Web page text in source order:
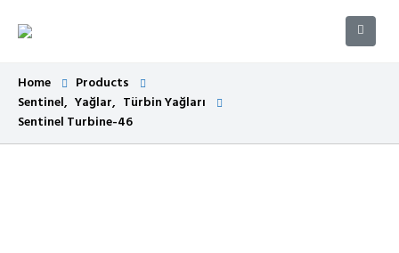
Home
Products
Sentinel, Yağlar, Türbin Yağları
Sentinel Turbine-46